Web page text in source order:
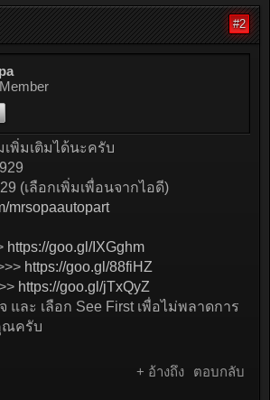
#2
พิ่มเติมได้นะครับ
(เลือกเพิ่มเพื่อนจากไอดี)
mrsopaautopart
https://goo.gl/IXGghm
https://goo.gl/88fiHZ
https://goo.gl/jTxQyZ
และ เลือก See First เพื่อไม่พลาดการ
ณครับ
+ อ้างถึง ตอบกลับ